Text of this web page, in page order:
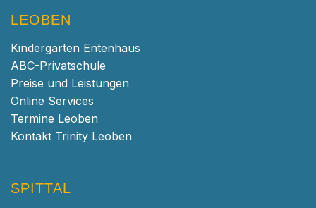
LEOBEN
Kindergarten Entenhaus
ABC-Privatschule
Preise und Leistungen
Online Services
Termine Leoben
Kontakt Trinity Leoben
SPITTAL